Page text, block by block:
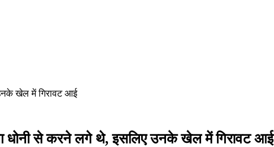
खेल में गिरावट आई
धोनी से करने लगे थे, इसलिए उनके खेल में गिरावट आई